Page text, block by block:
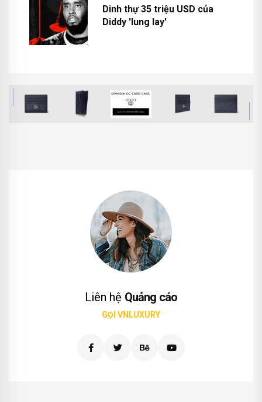
Dinh thự 35 triệu USD của
Diddy 'lung lay'
Liên hệ Quảng cáo
GỌI VNLUXURY